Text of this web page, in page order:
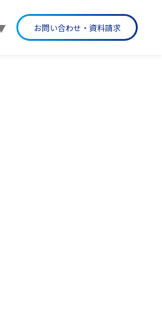
お問い合わせ・資料請求